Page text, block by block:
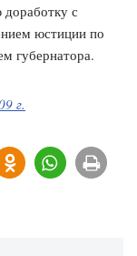
с
юстиции по
губернатора.
г.